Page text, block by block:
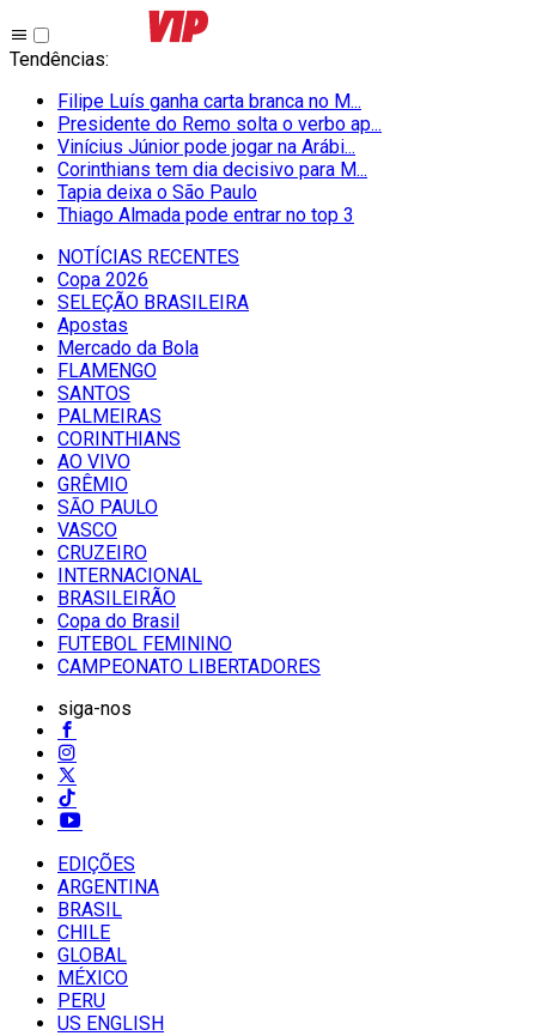
Tendências:
Filipe Luís ganha carta branca no M...
Presidente do Remo solta o verbo ap...
Vinícius Júnior pode jogar na Arábi...
Corinthians tem dia decisivo para M...
Tapia deixa o São Paulo
Thiago Almada pode entrar no top 3
NOTÍCIAS RECENTES
Copa 2026
SELEÇÃO BRASILEIRA
Apostas
Mercado da Bola
FLAMENGO
SANTOS
PALMEIRAS
CORINTHIANS
AO VIVO
GRÊMIO
SĀO PAULO
VASCO
CRUZEIRO
INTERNACIONAL
BRASILEIRÃO
Copa do Brasil
FUTEBOL FEMININO
CAMPEONATO LIBERTADORES
siga-nos
EDIÇÕES
ARGENTINA
BRASIL
CHILE
GLOBAL
MÉXICO
PERU
US ENGLISH